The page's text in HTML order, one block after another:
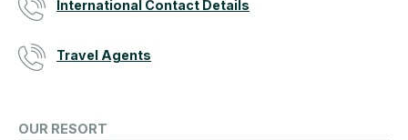
International Contact Details
Travel Agents
OUR RESORT